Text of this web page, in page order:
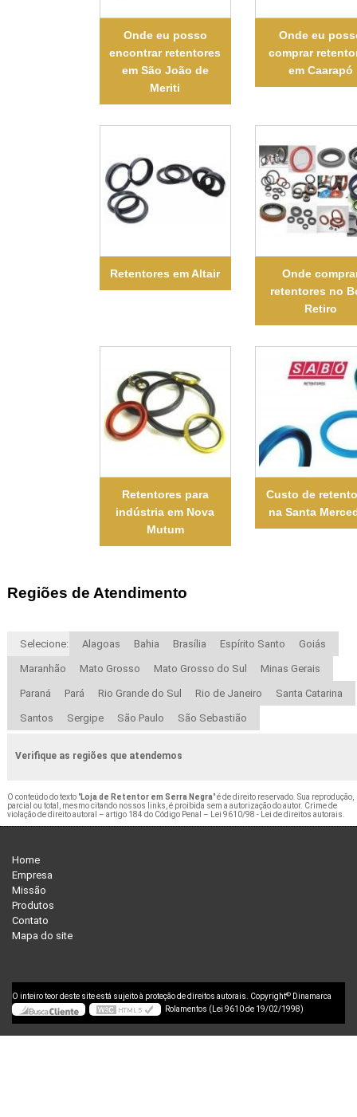
Onde eu posso
encontrar retentores
em São João de
Meriti
Onde eu
comprar
em Caarapó
Retentores em Altair
Onde
retentores no
Retiro
Retentores para
indústria em Nova
Mutum
Custo de
na Santa
Regiões de Atendimento
Selecione: Alagoas Bahia Brasília Espírito Santo Goiás
Maranhão Mato Grosso Mato Grosso do Sul Minas Gerais
Paraná Pará Rio Grande do Sul Rio de Janeiro Santa Catarina
Santos Sergipe São Paulo São Sebastião
Verifique as regiões que atendemos
O conteúdo do texto "Loja de Retentor em Serra Negra" é de direito reservado. Sua reprodução,
parcial ou total, mesmo citando nossos links, é proibida sem a autorização do autor. Crime de
violação de direito autoral – artigo 184 do Código Penal – Lei 9610/98 - Lei de direitos autorais.
Home
Empresa
Missão
Produtos
Contato
Mapa do site
O inteiro teor deste site está sujeito à proteção de direitos autorais. Copyright© Dinamarca
Rolamentos (Lei 9610 de 19/02/1998)